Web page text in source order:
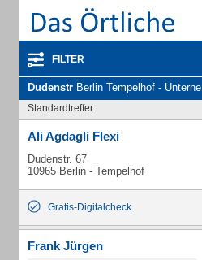
FILTER
Dudenstr Berlin Tempelhof - Unternehmen und Personen
Standardtreffer
Ali Agdagli Flexi
Dudenstr. 67
10965 Berlin - Tempelhof
Gratis-Digitalcheck
Frank Jürgen